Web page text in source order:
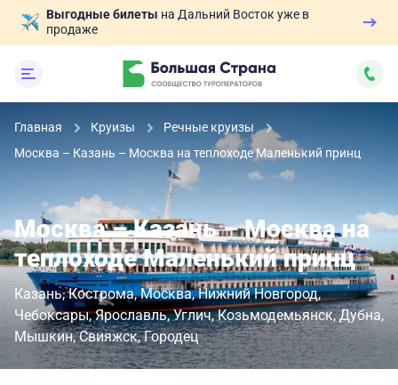
Выгодные билеты на Дальний Восток уже в
продаже
Главная Круизы
Речные круизы
Москва – Казань – Москва на теплоходе Маленький принц
Москва – Казань – Москва на
теплоходе Маленький принц
Казань Кострома Москва Нижний Новгород
Чебоксары Ярославль Углич Козьмодемьянск Дубна
Мышкин Свияжск Городец